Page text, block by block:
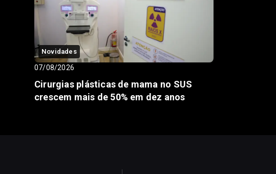
Novidades
07/08/2026
Cirurgias plásticas de mama no SUS
crescem mais de 50% em dez anos